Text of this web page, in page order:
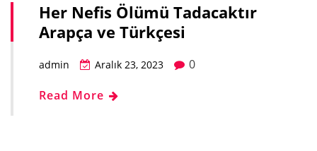
Her Nefis Ölümü Tadacaktır
Arapça ve Türkçesi
admin Aralık 23, 2023
0
Read More